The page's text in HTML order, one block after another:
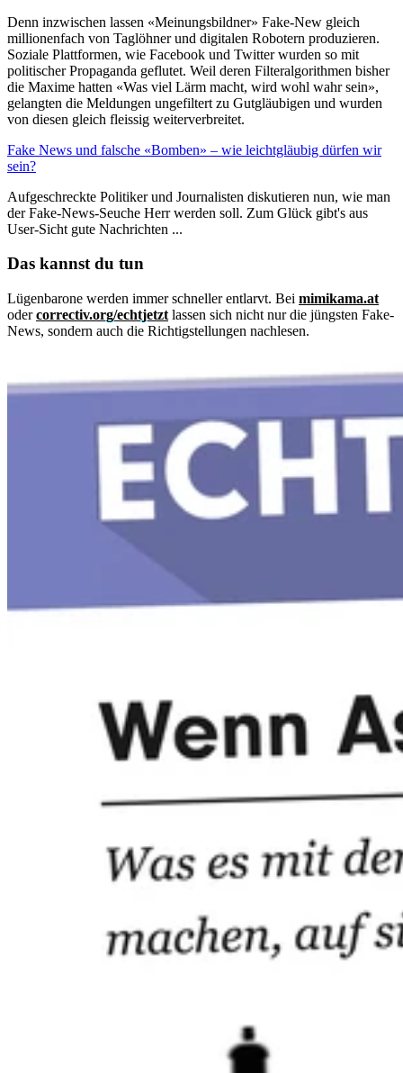
Denn inzwischen lassen «Meinungsbildner» Fake-New gleich
millionenfach von Taglöhner und digitalen Robotern produzieren.
Soziale Plattformen, wie Facebook und Twitter wurden so mit
politischer Propaganda geflutet. Weil deren Filteralgorithmen bisher
die Maxime hatten «Was viel Lärm macht, wird wohl wahr sein»,
gelangten die Meldungen ungefiltert zu Gutgläubigen und wurden
von diesen gleich fleissig weiterverbreitet.
Fake News und falsche «Bomben» – wie leichtgläubig dürfen wir
sein?
Aufgeschreckte Politiker und Journalisten diskutieren nun, wie man
der Fake-News-Seuche Herr werden soll. Zum Glück gibt's aus
User-Sicht gute Nachrichten ...
Das kannst du tun
Lügenbarone werden immer schneller entlarvt. Bei mimikama.at
odercorrectiv.org/echtjetzt lassen sich nicht nur die jüngsten Fake-
News, sondern auch die Richtigstellungen nachlesen.